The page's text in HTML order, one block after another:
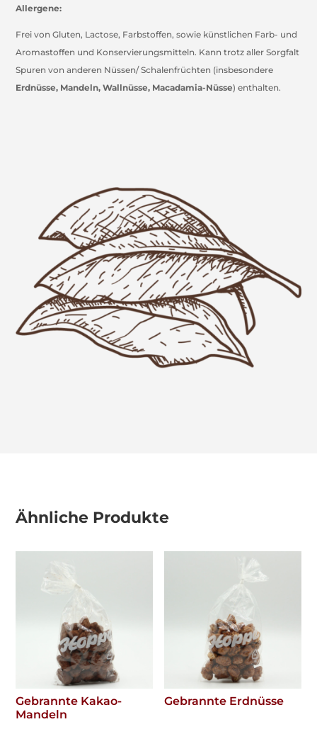
Allergene:
Frei von Gluten, Lactose, Farbstoffen, sowie künstlichen Farb- und
Aromastoffen und Konservierungsmitteln. Kann trotz aller Sorgfalt
Spuren von anderen Nüssen/ Schalenfrüchten (insbesondere
Erdnüsse, Mandeln, Wallnüsse, Macadamia-Nüsse) enthalten.
Ähnliche Produkte
Gebrannte Kakao-
Mandeln
Gebrannte Erdnüsse